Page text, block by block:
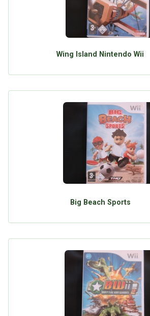
Wing Island Nintendo Wii
Big Beach Sports